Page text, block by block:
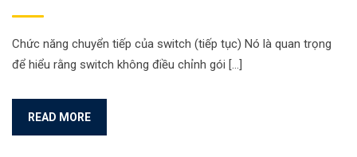
Chức năng chuyển tiếp của switch (tiếp tục) Nó là quan trọng
để hiểu rằng switch không điều chỉnh gói […]
READ MORE